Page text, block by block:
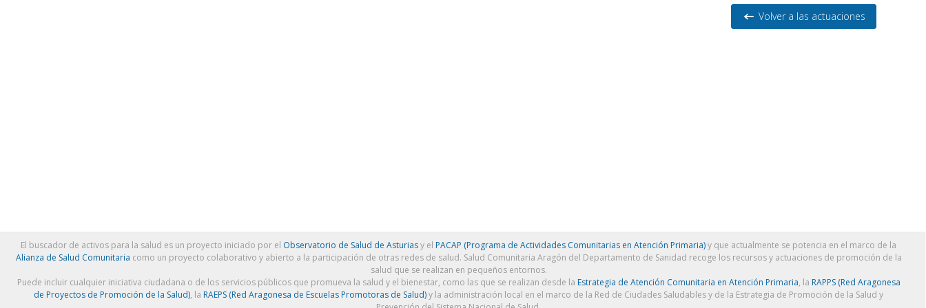
Volver a las actuaciones
El buscador de activos para la salud es un proyecto iniciado por el Observatorio de Salud de Asturiasy el PACAP (Programa de Actividades Comunitarias en Atención Primaria)y que actualmente se potencia en el marco de la
Alianza de Salud Comunitaria como un proyecto colaborativo y abierto a la participación de otras redes de salud. Salud Comunitaria Aragón del Departamento de Sanidad recoge los recursos y actuaciones de promoción de la
salud que se realizan en pequeños entornos.
Puede incluir cualquier iniciativa ciudadana o de los servicios públicos que promueva la salud y el bienestar, como las que se realizan desde la Estrategia de Atención Comunitaria en Atención Primaria, la RAPPS (Red Aragonesa
de Proyectos de Promoción de la Salud), la RAEPS (Red Aragonesa de Escuelas Promotoras de Salud)y la administración local en el marco de la Red de Ciudades Saludables y de la Estrategia de Promoción de la Salud y